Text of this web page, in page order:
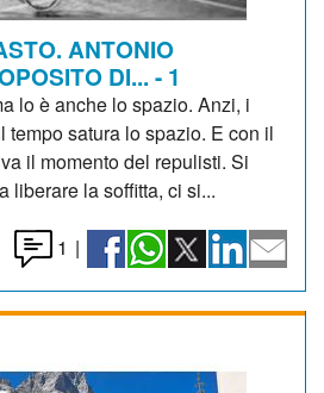
ANTONIO
DI... - 1
lo è anche lo spazio. Anzi, i
tempo satura lo spazio. E con il
il momento del repulisti. Si
liberare la soffitta, ci si...
1 |